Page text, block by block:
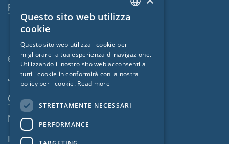
Persona di riferimento
© SIGA 2026
Area di navigazione footer
Jobs
Contatto
Norme sulla privacy
Impressum
ENGLISH
FRENCH
CZECH
LATVIAN
Questo sito web utilizza
cookie
Questo sito web utilizza i cookie per
migliorare la tua esperienza di navigazione.
Utilizzando il nostro sito web acconsenti a
tutti i cookie in conformità con la nostra
policy per i cookie. Read more
STRETTAMENTE NECESSARI
PERFORMANCE